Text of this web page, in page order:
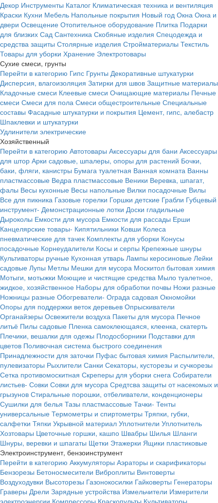
Декор Инструменты Каталог Климатическая техника и вентиляция
Краски Кухни Мебель Напольные покрытия Новый год Окна Окна и
двери Освещение Отопительное оборудование Плитка Подарки
для близких Сад Сантехника Скобяные изделия Спецодежда и
средства защиты Столярные изделия Стройматериалы Текстиль
Товары для уборки Хранение Электротовары
Сухие смеси, грунты
Перейти в категорию Гипс Грунты Декоративные штукатурки
Дисперсия, влагоизоляция Затирки для швов Защитные материалы
Кладочные смеси Клеевые смеси Очищающие материалы Печные
смеси Смеси для пола Смеси общестроительные Специальные
составы Фасадные штукатурки и покрытия Цемент, гипс, алебастр
Шпаклевки и штукатурки
Удлинители электрические
Хозяйственный
Перейти в категорию Автотовары Аксессуары для бани Аксессуары
для штор Арки садовые, шпалеры, опоры для растений Бочки,
баки, фляги, канистры Бумага туалетная Ванная комната Ванны
пластмассовые Ведра пластмассовые Веники Веревка, шпагат,
фалы Весы кухонные Весы напольные Вилки посадочные Вилы
Все для пикника Газовые горелки Горшки детские Грабли Губцевый
инструмент- Демонстрационные лотки Доски гладильные
Дыроколы Емкости для мусора Емкости для рассады Ерши
Канцелярские товары- Кипятильники Ковши Колеса
пневматические для тачек Комплекты для уборки Конусы
посадочные Корнеудалители Косы и серпы Крепежные шнуры
Культиваторы ручные Кухонная утварь Лампы керосиновые Лейки
садовые Лупы Метлы Мешки для мусора Москитол бытовая химия
Мотыги, мотыжки Моющие и чистящие средства Мыло туалетное,
жидкое, хозяйственное Наборы для обработки почвы Ножи разные
Ножницы разные Обогреватели- Ограда садовая Окномойки
Опоры для поддержки веток деревьев Опрыскиватели
Органайзеры Освежители воздуха Пакеты для мусора Печное
литьё Пилы садовые Пленка самоклеющаяся, клеенка, скатерть
Плечики, вешалки для одежы Плодосборники Подставки для
цветов Поливочная система быстрого соединения
Принадлежности для заточки Пуфас бытовая химия Распылители,
пулевизаторы Рыхлители Санки Секаторы, кусторезы и сучкорезы
Сетка противомоскитная Скреперы для уборки снега Собиратели
листьев- Совки Совки для мусора Средтсва защиты от насекомых и
грызунов Стиральные порошки, отбеливатели, конденционеры
Сушилки для белья Тазы пластмассовые Тачки- Тенты
универсальные Термометры и спиртометры Тряпки, губки,
салфетки Тяпки Укрывной материал Уплотнители Уплотнитель
Хозтовары Цветочные горшки, кашпо Швабры Шилья Шланги
Шнуры, веревки и шпагаты Щетки Этажерки Ящики пластиковые
Электроинструмент, бензоинструмент
Перейти в категорию Аккумуляторы Аэраторы и скарификаторы
Бензорезы Бетоносмесители Виброплиты Винтоверты
Воздуходувки Высоторезы Газонокосилки Гайковерты Генераторы
Граверы Дрели Зарядные устройства Измельчители Измерители
электроэнергии Компрессоры Краскопульты Культиваторы